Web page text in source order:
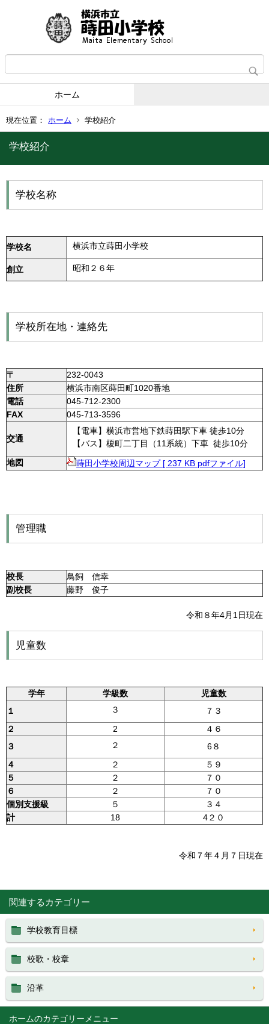
ホーム
現在位置： ホーム 学校紹介
ホーム
学校紹介
学校名称
学校名 横浜市立蒔田小学校
創立 昭和２６年
学校所在地・連絡先
〒
232-0043
住所
横浜市南区蒔田町1020番地
電話
045-712-2300
FAX
045-713-3596
交通
【電車】横浜市営地下鉄蒔田駅下車 徒歩10分
【バス】榎町二丁目（11系統）下車 徒歩10分
地図
蒔田小学校周辺マップ [ 237 KB pdfファイル]
管理職
校長
鳥飼 信幸
副校長
藤野 俊子
令和８年4月1日現在
児童数
学年 学級数
児童数
１
３
７３
２
2
４６
３
２
6８
４
２
５９
５
２
７０
６
２
７０
個別支援級
５
３４
計
18 4２０
令和７年４月７日現在
関連するカテゴリー
学校教育目標
校歌・校章
沿革